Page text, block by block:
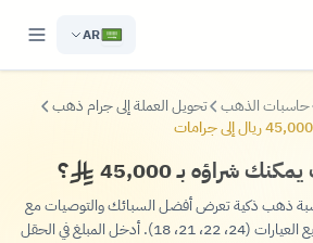
AR
حاسبات الذهب تحويل العملة إلى جرام ذهب
45,000 ريال إلى جرامات
شراؤه بـ 45,000 ؟
ذهب ذكية تعرض أفضل السبائك والتوصيات مع
أسعار محدثة كل دقيقة لجميع العيارات (24، 22، 21، 18). أدخل المبلغ في الحقل